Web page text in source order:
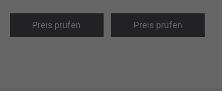
Preis prüfen Preis prüfen